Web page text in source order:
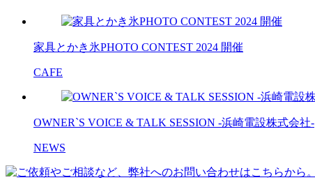
家具とかき氷PHOTO CONTEST 2024 開催
CAFE
OWNER`S VOICE & TALK SESSION -浜崎電設株式会社-
NEWS